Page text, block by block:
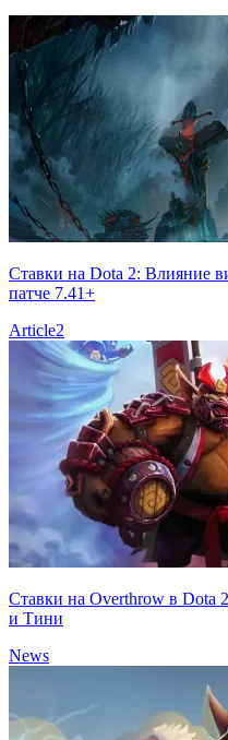
Ставки на Dota 2: Влияние
патче 7.41+
Article2
Ставки на Overthrow в Dota
и Тини
News